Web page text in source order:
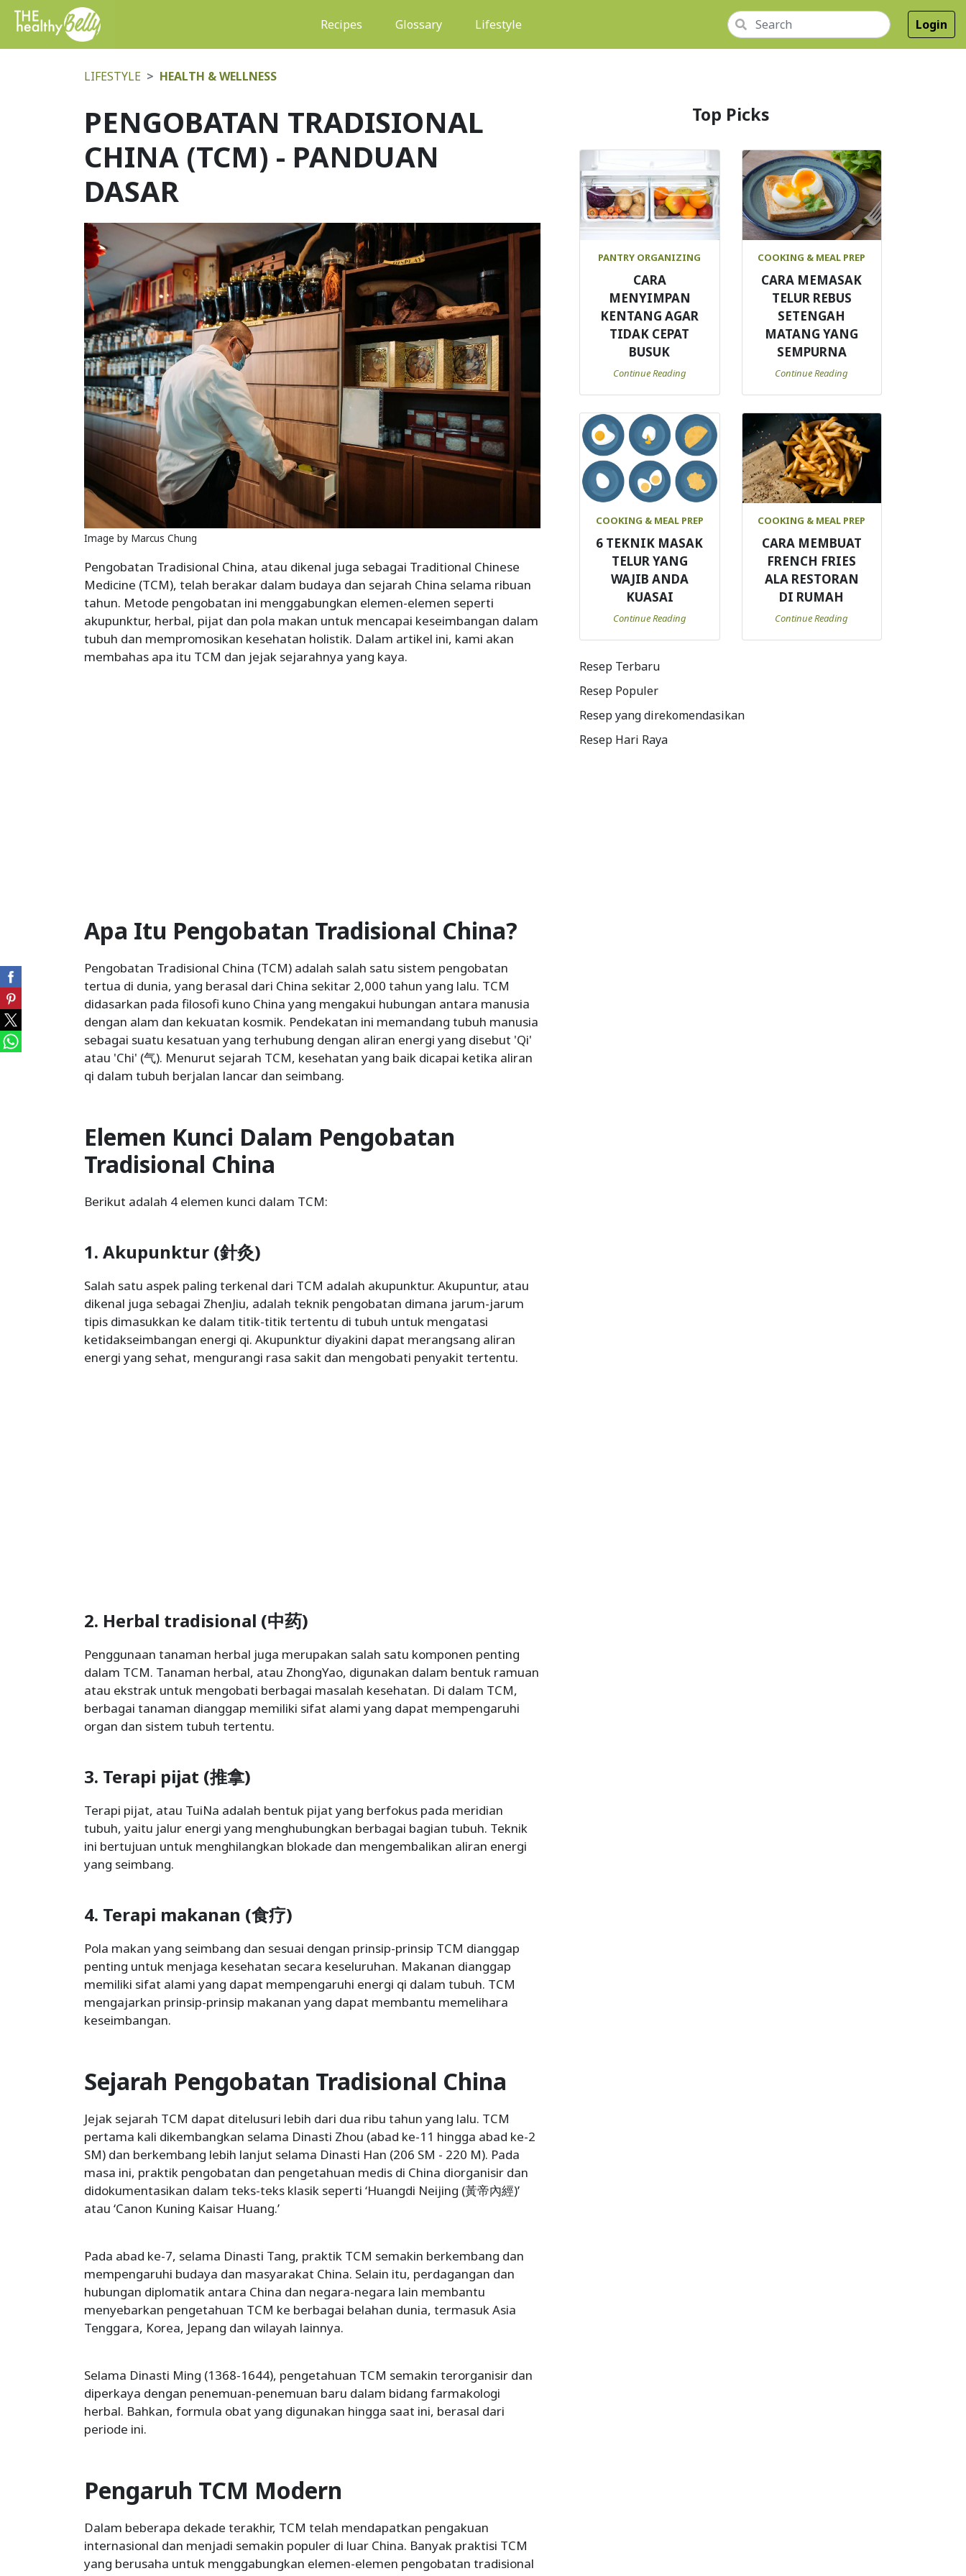
Recipes (current)Glossary Lifestyle Login
LIFESTYLE HEALTH & WELLNESS
PENGOBATAN TRADISIONAL
CHINA (TCM) - PANDUAN
DASAR
Image by Marcus Chung
Pengobatan Tradisional China, atau dikenal juga sebagai Traditional Chinese
Medicine (TCM), telah berakar dalam budaya dan sejarah China selama ribuan
tahun. Metode pengobatan ini menggabungkan elemen-elemen seperti
akupunktur, herbal, pijat dan pola makan untuk mencapai keseimbangan dalam
tubuh dan mempromosikan kesehatan holistik. Dalam artikel ini, kami akan
membahas apa itu TCM dan jejak sejarahnya yang kaya.
Apa Itu Pengobatan Tradisional China?
Pengobatan Tradisional China (TCM) adalah salah satu sistem pengobatan
tertua di dunia, yang berasal dari China sekitar 2,000 tahun yang lalu. TCM
didasarkan pada filosofi kuno China yang mengakui hubungan antara manusia
dengan alam dan kekuatan kosmik. Pendekatan ini memandang tubuh manusia
sebagai suatu kesatuan yang terhubung dengan aliran energi yang disebut 'Qi'
atau 'Chi' (气). Menurut sejarah TCM, kesehatan yang baik dicapai ketika aliran
qi dalam tubuh berjalan lancar dan seimbang.
Elemen Kunci Dalam Pengobatan
Tradisional China
Berikut adalah 4 elemen kunci dalam TCM:
1. Akupunktur (針灸)
Salah satu aspek paling terkenal dari TCM adalah akupunktur. Akupuntur, atau
dikenal juga sebagai ZhenJiu, adalah teknik pengobatan dimana jarum-jarum
tipis dimasukkan ke dalam titik-titik tertentu di tubuh untuk mengatasi
ketidakseimbangan energi qi. Akupunktur diyakini dapat merangsang aliran
energi yang sehat, mengurangi rasa sakit dan mengobati penyakit tertentu.
2. Herbal tradisional (中药)
Penggunaan tanaman herbal juga merupakan salah satu komponen penting
dalam TCM. Tanaman herbal, atau ZhongYao, digunakan dalam bentuk ramuan
atau ekstrak untuk mengobati berbagai masalah kesehatan. Di dalam TCM,
berbagai tanaman dianggap memiliki sifat alami yang dapat mempengaruhi
organ dan sistem tubuh tertentu.
3. Terapi pijat (推拿)
Terapi pijat, atau TuiNa adalah bentuk pijat yang berfokus pada meridian
tubuh, yaitu jalur energi yang menghubungkan berbagai bagian tubuh. Teknik
ini bertujuan untuk menghilangkan blokade dan mengembalikan aliran energi
yang seimbang.
4. Terapi makanan (食疗)
Pola makan yang seimbang dan sesuai dengan prinsip-prinsip TCM dianggap
penting untuk menjaga kesehatan secara keseluruhan. Makanan dianggap
memiliki sifat alami yang dapat mempengaruhi energi qi dalam tubuh. TCM
mengajarkan prinsip-prinsip makanan yang dapat membantu memelihara
keseimbangan.
Sejarah Pengobatan Tradisional China
Jejak sejarah TCM dapat ditelusuri lebih dari dua ribu tahun yang lalu. TCM
pertama kali dikembangkan selama Dinasti Zhou (abad ke-11 hingga abad ke-2
SM) dan berkembang lebih lanjut selama Dinasti Han (206 SM - 220 M). Pada
masa ini, praktik pengobatan dan pengetahuan medis di China diorganisir dan
didokumentasikan dalam teks-teks klasik seperti ‘Huangdi Neijing (黃帝內經)’
atau ‘Canon Kuning Kaisar Huang.’
Pada abad ke-7, selama Dinasti Tang, praktik TCM semakin berkembang dan
mempengaruhi budaya dan masyarakat China. Selain itu, perdagangan dan
hubungan diplomatik antara China dan negara-negara lain membantu
menyebarkan pengetahuan TCM ke berbagai belahan dunia, termasuk Asia
Tenggara, Korea, Jepang dan wilayah lainnya.
Selama Dinasti Ming (1368-1644), pengetahuan TCM semakin terorganisir dan
diperkaya dengan penemuan-penemuan baru dalam bidang farmakologi
herbal. Bahkan, formula obat yang digunakan hingga saat ini, berasal dari
periode ini.
Pengaruh TCM Modern
Dalam beberapa dekade terakhir, TCM telah mendapatkan pengakuan
internasional dan menjadi semakin populer di luar China. Banyak praktisi TCM
yang berusaha untuk menggabungkan elemen-elemen pengobatan tradisional
Top Picks
PANTRY ORGANIZING
CARA
MENYIMPAN
KENTANG AGAR
TIDAK CEPAT
BUSUK
Continue Reading
COOKING & MEAL PREP
CARA MEMASAK
TELUR REBUS
SETENGAH
MATANG YANG
SEMPURNA
Continue Reading
COOKING & MEAL PREP
6 TEKNIK MASAK
TELUR YANG
WAJIB ANDA
KUASAI
Continue Reading
COOKING & MEAL PREP
CARA MEMBUAT
FRENCH FRIES
ALA RESTORAN
DI RUMAH
Continue Reading
Resep Terbaru
Resep Populer
Resep yang direkomendasikan
Resep Hari Raya